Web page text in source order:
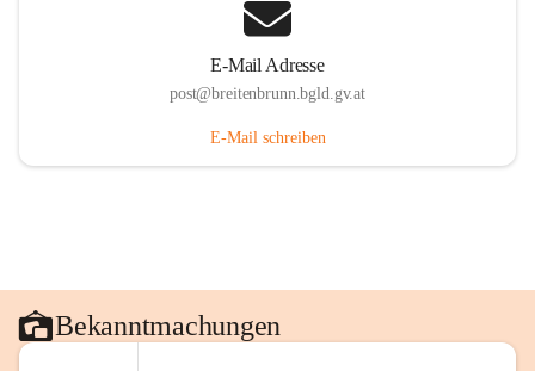
E-Mail Adresse
post@breitenbrunn.bgld.gv.at
E-Mail schreiben
Bekanntmachungen